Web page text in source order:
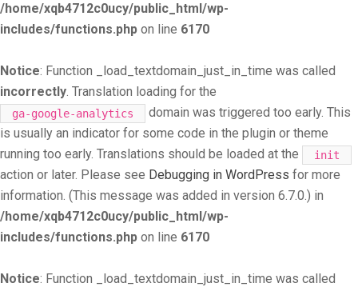
/home/xqb4712c0ucy/public_html/wp-
includes/functions.php on line 6170
Notice: Function _load_textdomain_just_in_time was called
incorrectly. Translation loading for the
ga-google-analytics
domain was triggered too early. This
is usually an indicator for some code in the plugin or theme
running too early. Translations should be loaded at the
init
action or later. Please see Debugging in WordPress for more
information. (This message was added in version 6.7.0.) in
/home/xqb4712c0ucy/public_html/wp-
includes/functions.php on line 6170
Notice: Function _load_textdomain_just_in_time was called